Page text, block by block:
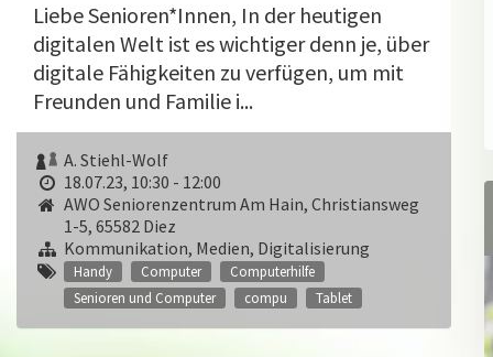
Liebe Senioren*Innen, In der heutigen
digitalen Welt ist es wichtiger denn je, über
digitale Fähigkeiten zu verfügen, um mit
Freunden und Familie i...
A. Stiehl-Wolf
18.07.23, 10:30 - 12:00
AWO Seniorenzentrum Am Hain, Christiansweg
1-5, 65582 Diez
Kommunikation, Medien, Digitalisierung
Handy Computer
Computerhilfe
Senioren und Computer
compu Tablet